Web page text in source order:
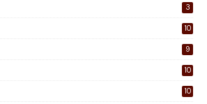
3
10
9
10
10